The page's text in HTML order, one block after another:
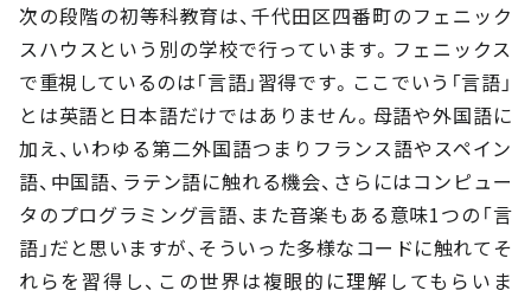
次の段階の初等科教育は、千代田区四番町のフェニック
スハウスという別の学校で行っています。フェニックス
で重視しているのは「言語」習得です。ここでいう「言語」
とは英語と日本語だけではありません。母語や外国語に
加え、いわゆる第二外国語つまりフランス語やスペイン
語、中国語、ラテン語に触れる機会、さらにはコンピュー
タのプログラミング言語、また音楽もある意味1つの「言
語」だと思いますが、そういった多様なコードに触れてそ
れらを習得し、この世界は複眼的に理解してもらいま